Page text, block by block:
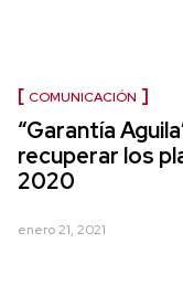
COMUNICACIÓN
“Garantía
recuperar los
2020
enero 21, 2021